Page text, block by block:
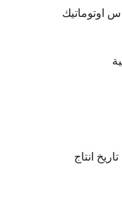
اوتوماتيك
انتاج